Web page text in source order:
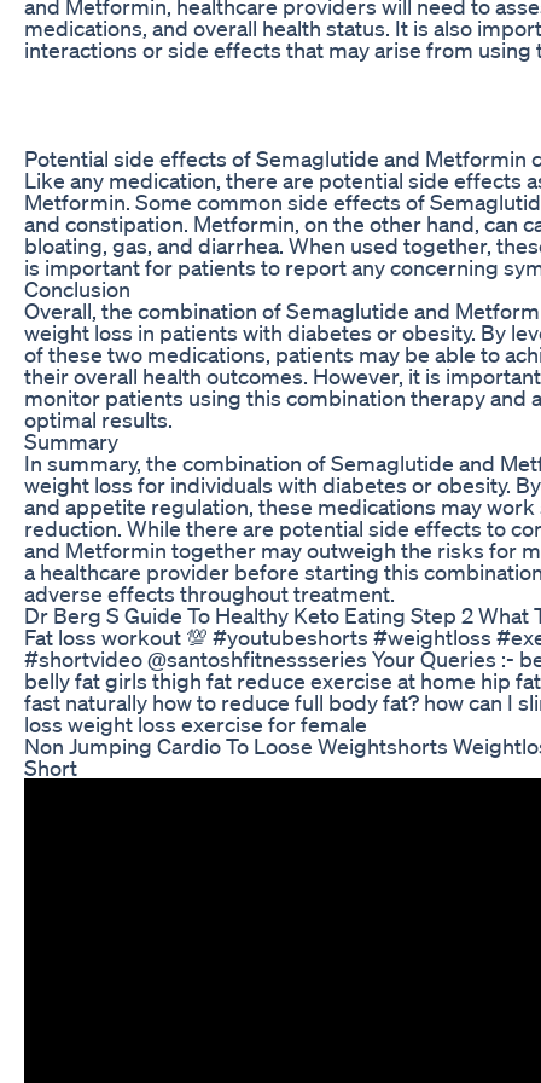
and Metformin, healthcare providers will need to
medications, and overall health status. It is also
interactions or side effects that may arise from
Potential side effects of Semaglutide and Metformin
Like any medication, there are potential side effects
Metformin. Some common side effects of
and constipation. Metformin, on the other hand, can
bloating, gas, and diarrhea. When used together,
is important for patients to report any concerning
Conclusion
Overall, the combination of Semaglutide and
weight loss in patients with diabetes or obesity. By
of these two medications, patients may be able to
their overall health outcomes. However, it is
monitor patients using this combination therapy and
optimal results.
Summary
In summary, the combination of Semaglutide and
weight loss for individuals with diabetes or obesity.
and appetite regulation, these medications may
reduction. While there are potential side effects to
and Metformin together may outweigh the risks for
a healthcare provider before starting this
adverse effects throughout treatment.
Dr Berg S Guide To Healthy Keto Eating Step 2 What
Fat loss workout 💯 #youtubeshorts #weightloss
#shortvideo @santoshfitnessseries Your Queries :-
belly fat girls thigh fat reduce exercise at home hip
fast naturally how to reduce full body fat? how can I
loss weight loss exercise for female
Non Jumping Cardio To Loose Weightshorts
Short